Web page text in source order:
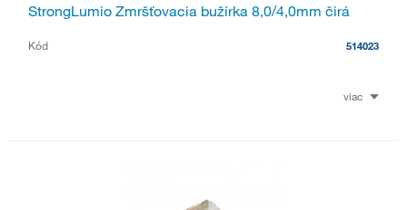
StrongLumio Zmršťovacia bužírka 8,0/4,0mm čirá
Kód 514023
viac